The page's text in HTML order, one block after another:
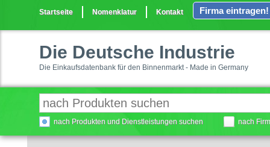
Startseite Nomenklatur Kontakt Firma eintragen!
Die Deutsche Industrie
Die Einkaufsdatenbank für den Binnenmarkt - Made in Germany
nach Produkten und Dienstleistungen suchen nach